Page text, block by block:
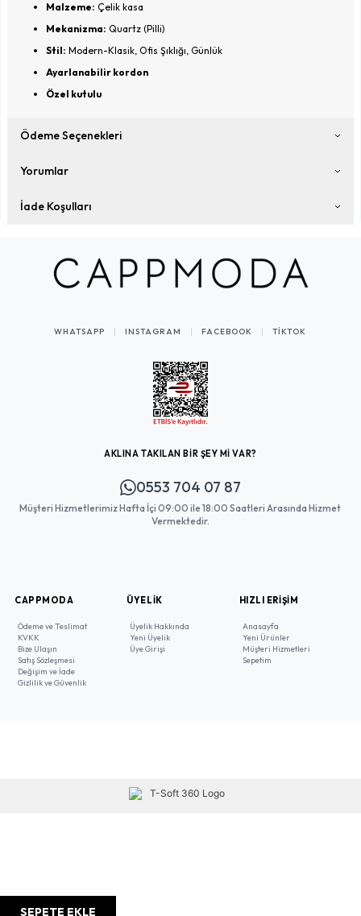
SEPETE EKLE
Malzeme: Çelik kasa
Mekanizma: Quartz (Pilli)
Stil: Modern-Klasik, Ofis Şıklığı, Günlük
Ayarlanabilir kordon
Özel kutulu
Ödeme Seçenekleri
Yorumlar
İade Koşulları
WHATSAPP INSTAGRAM FACEBOOK TIKTOK
AKLINA TAKILAN BİR ŞEY Mİ VAR?
0553 704 07 87
Müşteri Hizmetlerimiz Hafta İçi 09:00 ile 18:00 Saatleri Arasında Hizmet
Vermektedir.
CAPPMODA
Ödeme ve Teslimat
KVKK
Bize Ulaşın
Satış Sözleşmesi
Değişim ve İade
Gizlilik ve Güvenlik
ÜYELIK
Üyelik Hakkında
Yeni Üyelik
Üye Girişi
HIZLI ERIŞIM
Anasayfa
Yeni Ürünler
Müşteri Hizmetleri
Sepetim